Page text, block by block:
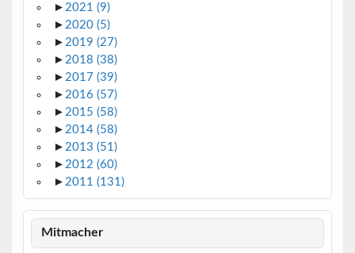
► 2021 (9)
► 2020 (5)
► 2019 (27)
► 2018 (38)
► 2017 (39)
► 2016 (57)
► 2015 (58)
► 2014 (58)
► 2013 (51)
► 2012 (60)
► 2011 (131)
Mitmacher